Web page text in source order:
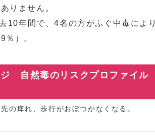
りません。
年間で、4名の方がふぐ中毒により
％）。
自然毒のリスクプロファイル
の痺れ、歩行がおぼつかなくなる。